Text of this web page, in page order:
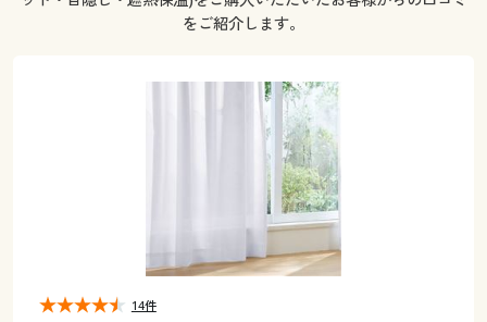
キッチン・雑貨・日用品
美容・健康・サプリメント
制服・スクールすべて
大きいサイズ レディース下着
商品カテゴリ一覧
カタログ
寝具・ベッド
美容・健康・サプリメント
制服・スクールすべて
大きいサイズ メンズ
大きいサイズ 事務・制服
カタログ・チラシからのご注文
をご紹介します。
14件